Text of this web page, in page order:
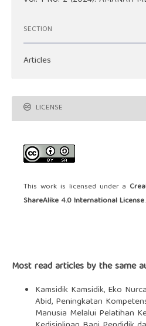
SECTION
Articles
LICENSE
This work is licensed under a
ShareAlike 4.0 International License.
Most read articles by the same
Kamsidik Kamsidik, Eko
Abid, Peningkatan
Manusia Melalui Pelatihan